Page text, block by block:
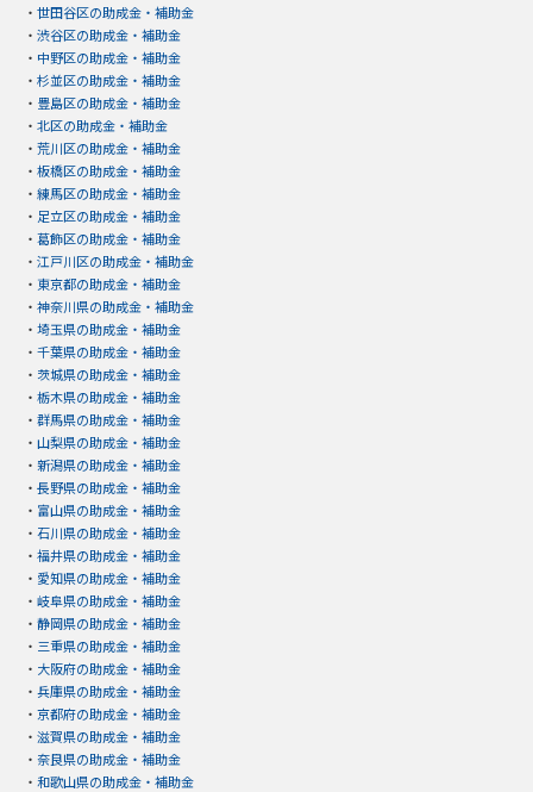
・ 世田谷区の助成金・補助金
・ 渋谷区の助成金・補助金
・ 中野区の助成金・補助金
・ 杉並区の助成金・補助金
・ 豊島区の助成金・補助金
・ 北区の助成金・補助金
・ 荒川区の助成金・補助金
・ 板橋区の助成金・補助金
・ 練馬区の助成金・補助金
・ 足立区の助成金・補助金
・ 葛飾区の助成金・補助金
・ 江戸川区の助成金・補助金
・ 東京都の助成金・補助金
・ 神奈川県の助成金・補助金
・ 埼玉県の助成金・補助金
・ 千葉県の助成金・補助金
・ 茨城県の助成金・補助金
・ 栃木県の助成金・補助金
・ 群馬県の助成金・補助金
・ 山梨県の助成金・補助金
・ 新潟県の助成金・補助金
・ 長野県の助成金・補助金
・ 富山県の助成金・補助金
・ 石川県の助成金・補助金
・ 福井県の助成金・補助金
・ 愛知県の助成金・補助金
・ 岐阜県の助成金・補助金
・ 静岡県の助成金・補助金
・ 三重県の助成金・補助金
・ 大阪府の助成金・補助金
・ 兵庫県の助成金・補助金
・ 京都府の助成金・補助金
・ 滋賀県の助成金・補助金
・ 奈良県の助成金・補助金
・ 和歌山県の助成金・補助金